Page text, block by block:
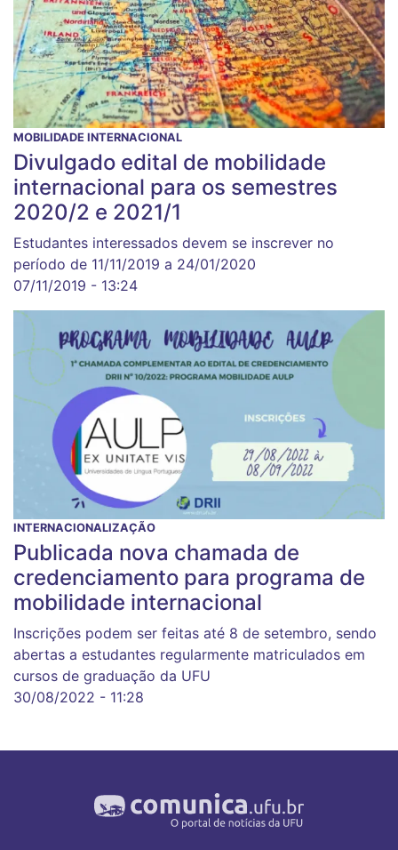
MOBILIDADE INTERNACIONAL
Divulgado edital de mobilidade
internacional para os semestres
2020/2 e 2021/1
Estudantes interessados devem se inscrever no
período de 11/11/2019 a 24/01/2020
07/11/2019 - 13:24
INTERNACIONALIZAÇÃO
Publicada nova chamada de
credenciamento para programa de
mobilidade internacional
Inscrições podem ser feitas até 8 de setembro, sendo
abertas a estudantes regularmente matriculados em
cursos de graduação da UFU
30/08/2022 - 11:28